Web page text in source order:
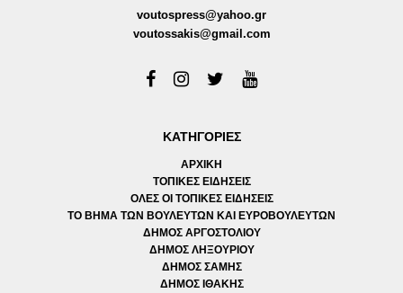
voutospress@yahoo.gr
voutossakis@gmail.com
ΚΑΤΗΓΟΡΙΕΣ
ΑΡΧΙΚΗ
ΤΟΠΙΚΕΣ ΕΙΔΗΣΕΙΣ
ΟΛΕΣ ΟΙ ΤΟΠΙΚΕΣ ΕΙΔΗΣΕΙΣ
ΤΟ ΒΗΜΑ ΤΩΝ ΒΟΥΛΕΥΤΩΝ ΚΑΙ ΕΥΡΟΒΟΥΛΕΥΤΩΝ
ΔΗΜΟΣ ΑΡΓΟΣΤΟΛΙΟΥ
ΔΗΜΟΣ ΛΗΞΟΥΡΙΟΥ
ΔΗΜΟΣ ΣΑΜΗΣ
ΔΗΜΟΣ ΙΘΑΚΗΣ